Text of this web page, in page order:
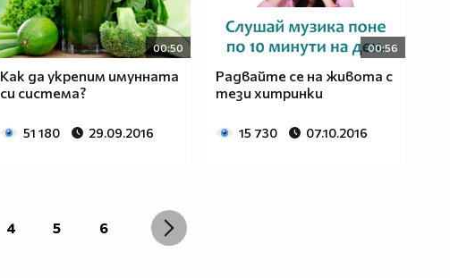
00:50
Как да укрепим имунната
си система?
51 180 29.09.2016
00:56
Радвайте се на живота с
тези хитринки
15 730 07.10.2016
4 5 6